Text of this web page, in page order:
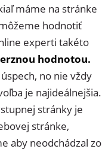
máme na stránke
hodnotiť
experti takéto
hodnotou.
no nie vždy
je najideálnejšia.
stránky je
stránke,
aby neodchádzal zo